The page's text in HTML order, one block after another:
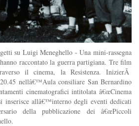
su Luigi Meneghello - Una mini-rassegna
raccontato la guerra partigiana. Tre film
il cinema, la Resistenza. InizierÃ
nellâ€™Aula consiliare San Bernardino
cinematografici intitolata â€œCinema
si inserisce allâ€™interno degli eventi dedicati
della pubblicazione dei â€œPiccoli